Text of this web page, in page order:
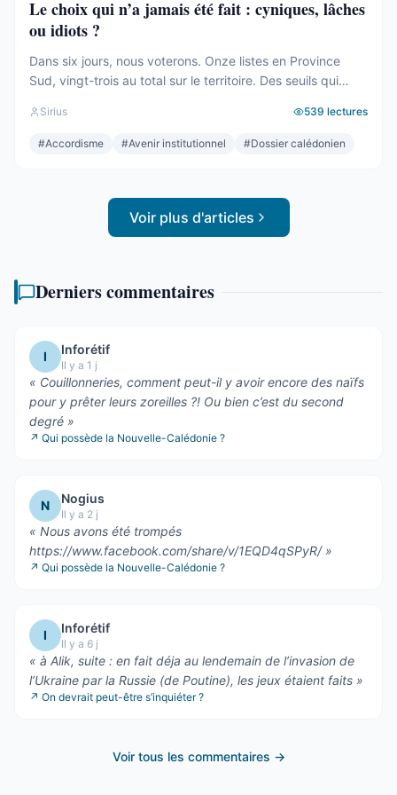
Le choix qui n’a jamais été fait : cyniques, lâches
ou idiots ?
Dans six jours, nous voterons. Onze listes en Province
Sud, vingt-trois au total sur le territoire. Des seuils qui
le soir même, dans les couloirs, loin des électeurs. Tout
cela compte. Tout cela a été décrit ici, semaine après
Sirius 539 lectures
#Accordisme #Avenir institutionnel #Dossier calédonien
Voir plus d'articles
Derniers commentaires
I Inforétif
Il y a 1 j
« Couillonneries, comment peut-il y avoir encore des naïfs
pour y prêter leurs zoreilles ?! Ou bien c’est du second
degré »
↗ Qui possède la Nouvelle-Calédonie ?
N Nogius
Il y a 2 j
« Nous avons été trompés
https://www.facebook.com/share/v/1EQD4qSPyR/»
↗ Qui possède la Nouvelle-Calédonie ?
I Inforétif
Il y a 6 j
« à Alik, suite : en fait déja au lendemain de l’invasion de
l’Ukraine par la Russie (de Poutine), les jeux étaient faits »
↗ On devrait peut-être s’inquiéter ?
Voir tous les commentaires →